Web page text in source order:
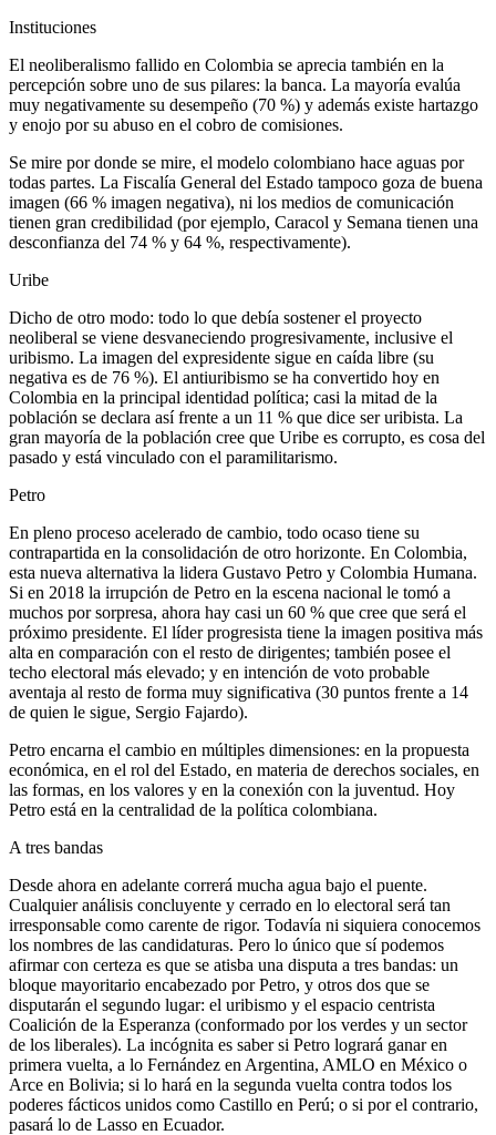
Instituciones
El neoliberalismo fallido en Colombia se aprecia también en la
percepción sobre uno de sus pilares: la banca. La mayoría evalúa
muy negativamente su desempeño (70 %) y además existe hartazgo
y enojo por su abuso en el cobro de comisiones.
Se mire por donde se mire, el modelo colombiano hace aguas por
todas partes. La Fiscalía General del Estado tampoco goza de buena
imagen (66 % imagen negativa), ni los medios de comunicación
tienen gran credibilidad (por ejemplo, Caracol y Semana tienen una
desconfianza del 74 % y 64 %, respectivamente).
Uribe
Dicho de otro modo: todo lo que debía sostener el proyecto
neoliberal se viene desvaneciendo progresivamente, inclusive el
uribismo. La imagen del expresidente sigue en caída libre (su
negativa es de 76 %). El antiuribismo se ha convertido hoy en
Colombia en la principal identidad política; casi la mitad de la
población se declara así frente a un 11 % que dice ser uribista. La
gran mayoría de la población cree que Uribe es corrupto, es cosa del
pasado y está vinculado con el paramilitarismo.
Petro
En pleno proceso acelerado de cambio, todo ocaso tiene su
contrapartida en la consolidación de otro horizonte. En Colombia,
esta nueva alternativa la lidera Gustavo Petro y Colombia Humana.
Si en 2018 la irrupción de Petro en la escena nacional le tomó a
muchos por sorpresa, ahora hay casi un 60 % que cree que será el
próximo presidente. El líder progresista tiene la imagen positiva más
alta en comparación con el resto de dirigentes; también posee el
techo electoral más elevado; y en intención de voto probable
aventaja al resto de forma muy significativa (30 puntos frente a 14
de quien le sigue, Sergio Fajardo).
Petro encarna el cambio en múltiples dimensiones: en la propuesta
económica, en el rol del Estado, en materia de derechos sociales, en
las formas, en los valores y en la conexión con la juventud. Hoy
Petro está en la centralidad de la política colombiana.
A tres bandas
Desde ahora en adelante correrá mucha agua bajo el puente.
Cualquier análisis concluyente y cerrado en lo electoral será tan
irresponsable como carente de rigor. Todavía ni siquiera conocemos
los nombres de las candidaturas. Pero lo único que sí podemos
afirmar con certeza es que se atisba una disputa a tres bandas: un
bloque mayoritario encabezado por Petro, y otros dos que se
disputarán el segundo lugar: el uribismo y el espacio centrista
Coalición de la Esperanza (conformado por los verdes y un sector
de los liberales). La incógnita es saber si Petro logrará ganar en
primera vuelta, a lo Fernández en Argentina, AMLO en México o
Arce en Bolivia; si lo hará en la segunda vuelta contra todos los
poderes fácticos unidos como Castillo en Perú; o si por el contrario,
pasará lo de Lasso en Ecuador.